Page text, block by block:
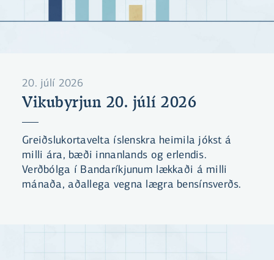
20. júlí 2026
Vikubyrjun 20. júlí 2026
Greiðslukortavelta íslenskra heimila jókst á
milli ára, bæði innanlands og erlendis.
Verðbólga í Bandaríkjunum lækkaði á milli
mánaða, aðallega vegna lægra bensínsverðs.